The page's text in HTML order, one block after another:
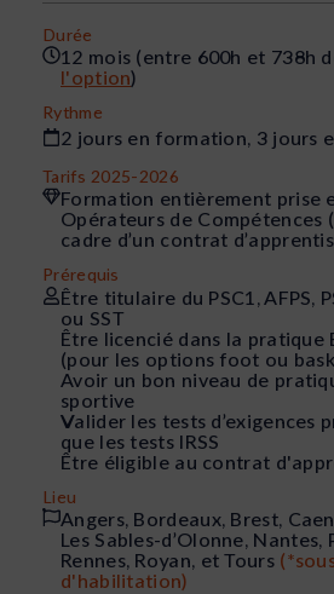
Durée
12 mois (entre 600h et 738h
l'option)
Rythme
2 jours en formation, 3 jours
Tarifs 2025-2026
Formation entièrement prise
Opérateurs de Compétences
cadre d’un contrat
Prérequis
Être titulaire du PSC1, AFPS,
ou SST
Être licencié dans la pratique
(pour les options foot ou
Avoir un bon niveau de
sportive
Valider les tests d’exigences
que les tests IRSS
Être éligible au contrat
Lieu
Angers, Bordeaux, Brest,
Les Sables-d’Olonne, Nantes,
Rennes, Royan, et Tours
d'habilitation)